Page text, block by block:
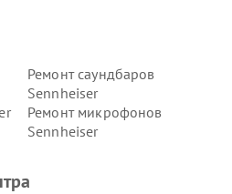
Ремонт саундбаров
Sennheiser
Ремонт микрофонов
Sennheiser